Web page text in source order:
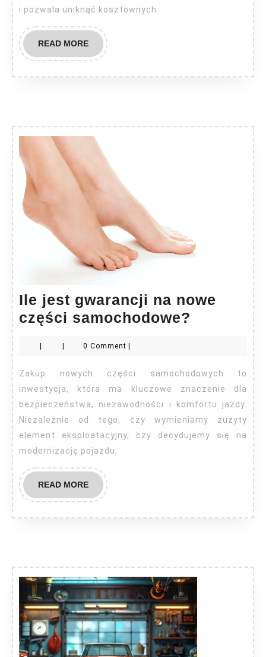
i pozwala uniknąć kosztownych
READ MOREREAD
MORE
Ile jest gwarancji na nowe
części samochodowe?
gwarancji
na
nowe
części
| | 0 Comment |
Zakup nowych części samochodowych to
inwestycja, która ma kluczowe znaczenie dla
bezpieczeństwa, niezawodności i komfortu jazdy.
Niezależnie od tego, czy wymieniamy zużyty
element eksploatacyjny, czy decydujemy się na
modernizację pojazdu,
READ MOREREAD
MORE